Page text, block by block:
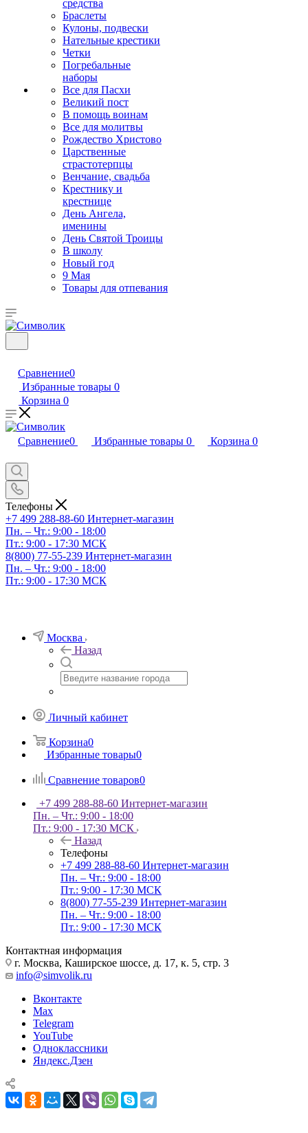
средства
Браслеты
Кулоны, подвески
Нательные крестики
Четки
Погребальные
наборы
Все для Пасхи
Великий пост
В помощь воинам
Все для молитвы
Рождество Христово
Царственные
страстотерпцы
Венчание, свадьба
Крестнику и
крестнице
День Ангела,
именины
День Святой Троицы
В школу
Новый год
9 Мая
Товары для отпевания
Сравнение0
Избранные товары 0
Корзина 0
Сравнение0 Избранные товары 0 Корзина 0
Телефоны
+7 499 288-88-60 Интернет-магазин
Пн. – Чт.: 9:00 - 18:00
Пт.: 9:00 - 17:30 МСК
8(800) 77-55-239 Интернет-магазин
Пн. – Чт.: 9:00 - 18:00
Пт.: 9:00 - 17:30 МСК
Москва
Назад
Личный кабинет
Корзина0
Избранные товары0
Сравнение товаров0
+7 499 288-88-60 Интернет-магазин
Пн. – Чт.: 9:00 - 18:00
Пт.: 9:00 - 17:30 МСК
Назад
Телефоны
+7 499 288-88-60 Интернет-магазин
Пн. – Чт.: 9:00 - 18:00
Пт.: 9:00 - 17:30 МСК
8(800) 77-55-239 Интернет-магазин
Пн. – Чт.: 9:00 - 18:00
Пт.: 9:00 - 17:30 МСК
Контактная информация
г. Москва, Каширское шоссе, д. 17, к. 5, стр. 3
info@simvolik.ru
Вконтакте
Max
Telegram
YouTube
Одноклассники
Яндекс.Дзен